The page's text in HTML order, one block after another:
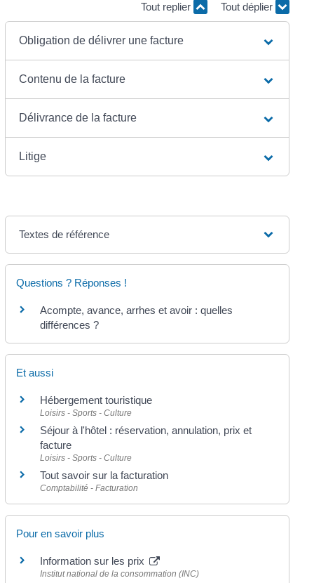
Tout replier Tout déplier
Obligation de délivrer une facture
Contenu de la facture
Délivrance de la facture
Litige
Textes de référence
Questions ? Réponses !
Acompte, avance, arrhes et avoir : quelles
différences ?
Et aussi
Hébergement touristique
Loisirs - Sports - Culture
Séjour à l'hôtel : réservation, annulation, prix et
facture
Loisirs - Sports - Culture
Tout savoir sur la facturation
Comptabilité - Facturation
Pour en savoir plus
Information sur les prix
Institut national de la consommation (INC)